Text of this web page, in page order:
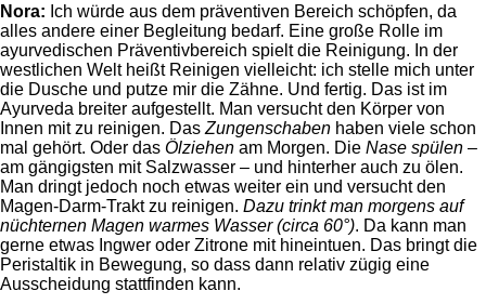
Nora: Ich würde aus dem präventiven Bereich schöpfen, da
alles andere einer Begleitung bedarf. Eine große Rolle im
ayurvedischen Präventivbereich spielt die Reinigung. In der
westlichen Welt heißt Reinigen vielleicht: ich stelle mich unter
die Dusche und putze mir die Zähne. Und fertig. Das ist im
Ayurveda breiter aufgestellt. Man versucht den Körper von
Innen mit zu reinigen. Das Zungenschaben haben viele schon
mal gehört. Oder das Ölziehen am Morgen. Die Nase spülen –
am gängigsten mit Salzwasser – und hinterher auch zu ölen.
Man dringt jedoch noch etwas weiter ein und versucht den
Magen-Darm-Trakt zu reinigen. Dazu trinkt man morgens auf
nüchternen Magen warmes Wasser (circa 60°). Da kann man
gerne etwas Ingwer oder Zitrone mit hineintuen. Das bringt die
Peristaltik in Bewegung, so dass dann relativ zügig eine
Ausscheidung stattfinden kann.